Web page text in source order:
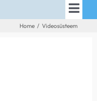
Home / Videosüsteem